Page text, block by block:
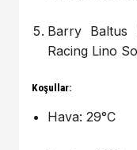
Barry Baltus
Racing Lino
Koşullar:
Hava: 29°C